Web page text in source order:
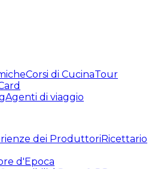
Corsi di CucinaTour
Agenti di viaggio
dei ProduttoriRicettario
d'Epoca